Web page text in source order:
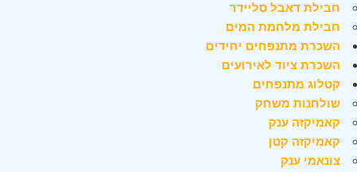
חבילת דאבל סליידר
חבילת מלחמת המים
השכרת מתנפחים יחידים
השכרת ציוד לאירועים
קטלוג מתנפחים
שולחנות משחק
קאמיקזה ענק
קאמיקזה קטן
צונאמי ענק